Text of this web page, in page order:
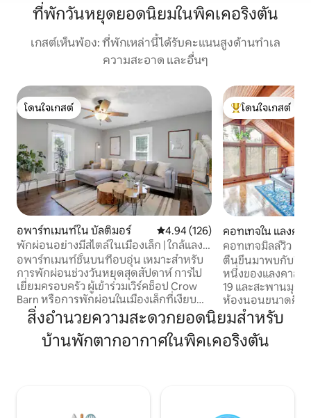
ที่พักวันหยุดยอดนิยมในพิคเคอริงตัน
เกสต์เห็นพ้อง: ที่พักเหล่านี้ได้รับคะแนนสูงด้านทำเล
ความสะอาด และอื่นๆ
โดนใจเกสต์
โดนใจเกสต์
อพาร์ทเมนท์ใน บัลติมอร์ คะแนนเฉลี่ย 4.94 จาก 5, 126 รีวิว
4.94 (126)
พักผ่อนอย่างมีสไตล์ในเมืองเล็ก | ใกล้แลง
แคสเตอร์
อพาร์ทเมนท์ชั้นบนที่อบอุ่น เหมาะสำหรับ
การพักผ่อนช่วงวันหยุดสุดสัปดาห์ การไป
เยี่ยมครอบครัว ผู้เข้าร่วมเวิร์คช็อป Crow
Barn หรือการพักผ่อนในเมืองเล็กที่เงียบ
สงบใกล้กับแลงแคสเตอร์ ทะเลสาบบัคอาย
และโคลัมบัส เพลิดเพลินกับอพาร์ทเมนท์
ส่วนตัวเต็มรูปแบบ 1 ห้องนอน/1 ห้องน้ำ
โดนใจเกสต์ที่สุด
โดนใจเกสต์
คอทเทจใน แลงคา
คอทเทจมิลล์วิว |
ลล์ส
ตื่นขึ้นมาพบกับวิว
หนึ่งของแลงคาสเ
19 และสะพานมุงห
ห้องนอนขนาดคิง
Rockmill Cottage
นอนที่สร้างขึ้นจา
บรรยากาศอบอุ่นแ
สิ่งอำนวยความสะดวกยอดนิยมสำหรับ
บ้านพักตากอากาศในพิคเคอริงตัน